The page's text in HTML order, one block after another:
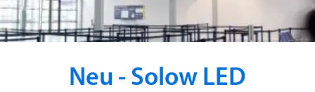
Neu - Solow LED